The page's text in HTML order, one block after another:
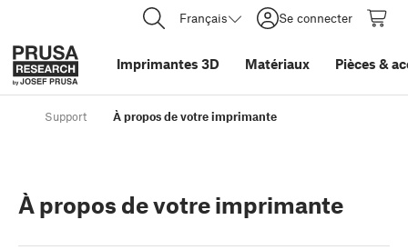
Français Se connecter
Imprimantes 3D Matériaux Pièces &
Support À propos de votre imprimante
À propos de votre imprimante